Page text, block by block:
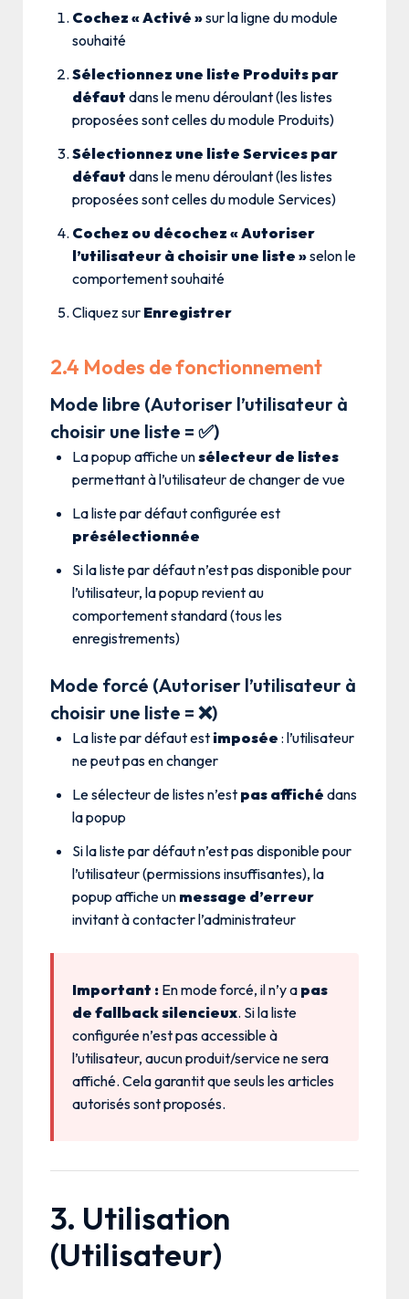
Cochez « Activé »sur la ligne du module
souhaité
Sélectionnez une liste Produits par
défaut dans le menu déroulant (les listes
proposées sont celles du module Produits)
Sélectionnez une liste Services par
défaut dans le menu déroulant (les listes
proposées sont celles du module Services)
Cochez ou décochez « Autoriser
l’utilisateur à choisir une liste »selon le
comportement souhaité
Cliquez sur Enregistrer
2.4 Modes de fonctionnement
Mode libre (Autoriser l’utilisateur à
choisir une liste = ✅)
La popup affiche unsélecteur de listes
permettant à l’utilisateur de changer de vue
La liste par défaut configurée est
présélectionnée
Si la liste par défaut n’est pas disponible pour
l’utilisateur, la popup revient au
comportement standard (tous les
enregistrements)
Mode forcé (Autoriser l’utilisateur à
choisir une liste = ❌)
La liste par défaut est imposée : l’utilisateur
ne peut pas en changer
Le sélecteur de listes n’est pas affiché dans
la popup
Si la liste par défaut n’est pas disponible pour
l’utilisateur (permissions insuffisantes), la
popup affiche un message d’erreur
invitant à contacter l’administrateur
Important : En mode forcé, il n’y a pas
de fallback silencieux. Si la liste
configurée n’est pas accessible à
l’utilisateur, aucun produit/service ne sera
affiché. Cela garantit que seuls les articles
autorisés sont proposés.
3. Utilisation
(Utilisateur)